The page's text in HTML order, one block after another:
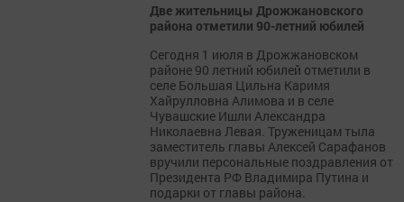
Две жительницы Дрожжановского
района отметили 90-летний юбилей
Сегодня 1 июля в Дрожжановском
районе 90 летний юбилей отметили в
селе Большая Цильна Каримя
Хайрулловна Алимова и в селе
Чувашские Ишли Александра
Николаевна Левая. Труженицам тыла
заместитель главы Алексей Сарафанов
вручили персональные поздравления от
Президента РФ Владимира Путина и
подарки от главы района.